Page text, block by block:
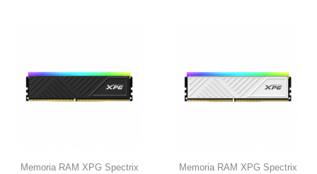
Memoria RAM XPG Spectrix
Memoria RAM XPG Spectrix